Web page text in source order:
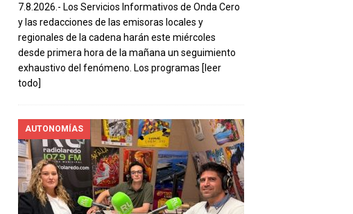
7.8.2026.- Los Servicios Informativos de Onda Cero
y las redacciones de las emisoras locales y
regionales de la cadena harán este miércoles
desde primera hora de la mañana un seguimiento
exhaustivo del fenómeno. Los programas [leer
todo]
AUTONOMÍAS